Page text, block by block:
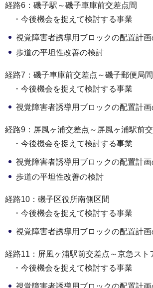
経路6：磯子駅～磯子車庫前交差点間
・今後機会を捉えて検討する事業
視覚障害者誘導用ブロックの配置計
歩道の平坦性改善の検討
経路7：磯子車庫前交差点～磯子郵便局間
・今後機会を捉えて検討する事業
視覚障害者誘導用ブロックの配置計
経路9：屏風ヶ浦交差点～屏風ヶ浦駅前
・今後機会を捉えて検討する事業
視覚障害者誘導用ブロックの配置計
歩道の平坦性改善の検討
経路10：磯子区役所南側区間
・今後機会を捉えて検討する事業
視覚障害者誘導用ブロックの配置計
経路11：屏風ヶ浦駅前交差点～京急スト
・今後機会を捉えて検討する事業